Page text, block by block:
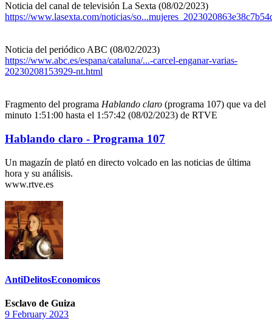
Noticia del canal de televisión La Sexta (08/02/2023)
https://www.lasexta.com/noticias/
Noticia del periódico ABC (08/02/2023)
https://www.abc.es/espana/cataluna/...-carcel-enganar-varias-
20230208153929-nt.html
Fragmento del programa Hablando claro (programa 107) que va del
minuto 1:51:00 hasta el 1:57:42 (08/02/2023) de RTVE
Hablando claro - Programa 107
Un magazín de plató en directo volcado en las noticias de última
hora y su análisis.
www.rtve.es
AntiDelitosEconomicos
Esclavo de Guiza
9 February 2023